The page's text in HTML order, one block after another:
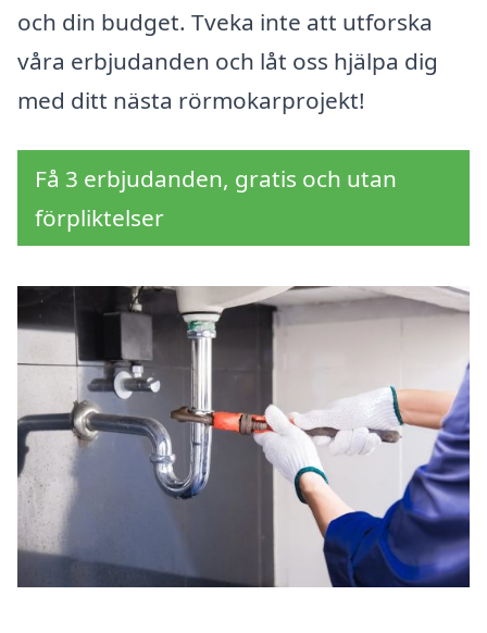
och din budget. Tveka inte att utforska
våra erbjudanden och låt oss hjälpa dig
med ditt nästa rörmokarprojekt!
Få 3 erbjudanden, gratis och utan
förpliktelser